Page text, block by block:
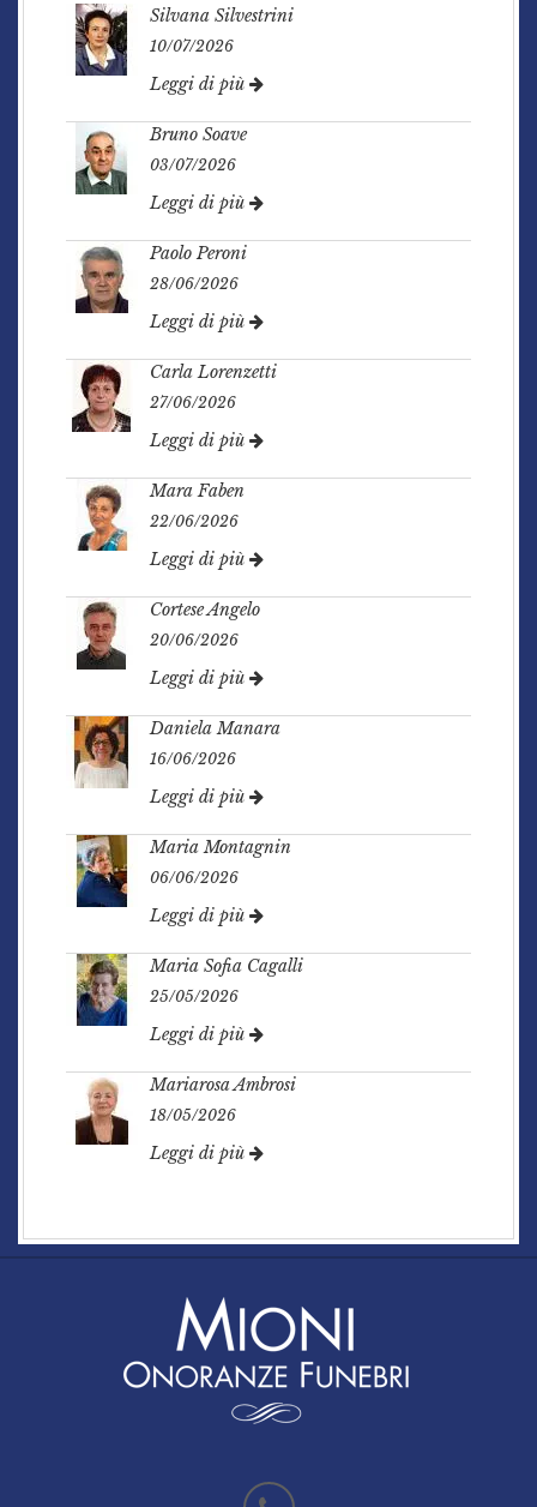
Silvana Silvestrini
10/07/2026
Leggi di più
Bruno Soave
03/07/2026
Leggi di più
Paolo Peroni
28/06/2026
Leggi di più
Carla Lorenzetti
27/06/2026
Leggi di più
Mara Faben
22/06/2026
Leggi di più
Cortese Angelo
20/06/2026
Leggi di più
Daniela Manara
16/06/2026
Leggi di più
Maria Montagnin
06/06/2026
Leggi di più
Maria Sofia Cagalli
25/05/2026
Leggi di più
Mariarosa Ambrosi
18/05/2026
Leggi di più